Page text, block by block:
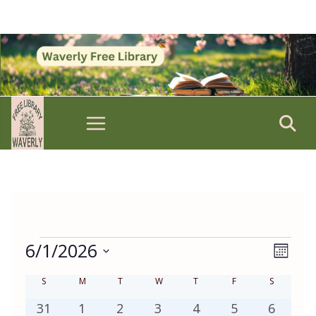
content
Events
V
e
E
M
n
t
6/1/2026
S SUNDAYM MONDAY
TTUESDAYW WEDNESDAY
T THURSDAY
FFRIDAY S
0
31
0
1
3
2
1
3
0
4
1
5
0
6